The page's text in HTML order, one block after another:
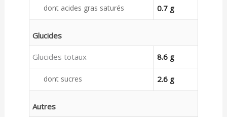
dont acides gras saturés 0.7 g
Glucides
Glucides totaux 8.6 g
dont sucres 2.6 g
Autres